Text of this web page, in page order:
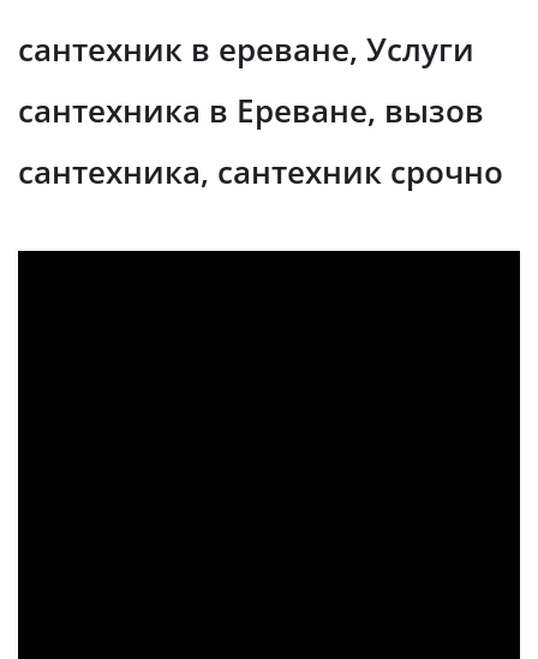
сантехник в ереване, Услуги
сантехника в Ереване, вызов
сантехника, сантехник срочно